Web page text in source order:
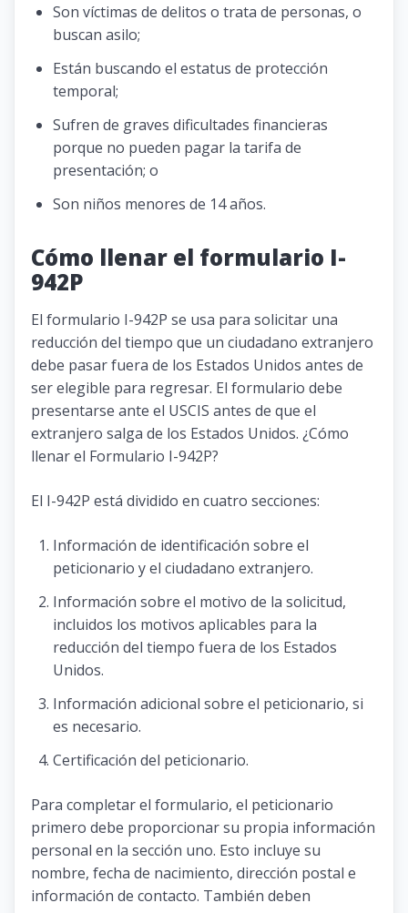
Son víctimas de delitos o trata de personas, o
buscan asilo;
Están buscando el estatus de protección
temporal;
Sufren de graves dificultades financieras
porque no pueden pagar la tarifa de
presentación; o
Son niños menores de 14 años.
Cómo llenar el formulario I-
942P
El formulario I-942P se usa para solicitar una
reducción del tiempo que un ciudadano extranjero
debe pasar fuera de los Estados Unidos antes de
ser elegible para regresar. El formulario debe
presentarse ante el USCIS antes de que el
extranjero salga de los Estados Unidos. ¿Cómo
llenar el Formulario I-942P?
El I-942P está dividido en cuatro secciones:
Información de identificación sobre el
peticionario y el ciudadano extranjero.
Información sobre el motivo de la solicitud,
incluidos los motivos aplicables para la
reducción del tiempo fuera de los Estados
Unidos.
Información adicional sobre el peticionario, si
es necesario.
Certificación del peticionario.
Para completar el formulario, el peticionario
primero debe proporcionar su propia información
personal en la sección uno. Esto incluye su
nombre, fecha de nacimiento, dirección postal e
información de contacto. También deben